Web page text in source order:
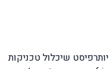
שיכלול טכניקות